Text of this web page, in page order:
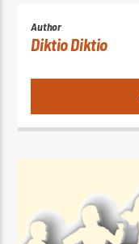
Author
Diktio Diktio